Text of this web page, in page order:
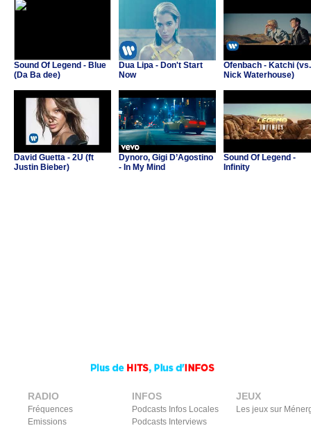
Sound Of Legend - Blue
(Da Ba dee)
Dua Lipa - Don't Start
Now
Ofenbach - Katchi (vs.
Nick Waterhouse)
David Guetta - 2U (ft
Justin Bieber)
Dynoro, Gigi D’Agostino
- In My Mind
Sound Of Legend -
Infinity
RADIO
Fréquences
Emissions
INFOS
Podcasts Infos Locales
Podcasts Interviews
JEUX
Les jeux sur